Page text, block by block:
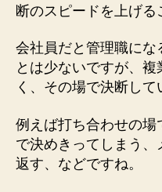
断のスピードを上げる
会社員だと管理職にな
とは少ないですが、複
く、その場で決断して
例えば打ち合わせの場
で決めきってしまう
返す、などですね。